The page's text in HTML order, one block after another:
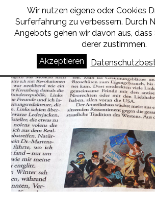
BORIS SCHUMATSKY
Mein Feind, die
Wir nutzen eigene oder Cookies
Surferfahrung zu verbessern. Durch
Angebots gehen wir davon aus, dass
derer zustimmen.
Akzeptieren